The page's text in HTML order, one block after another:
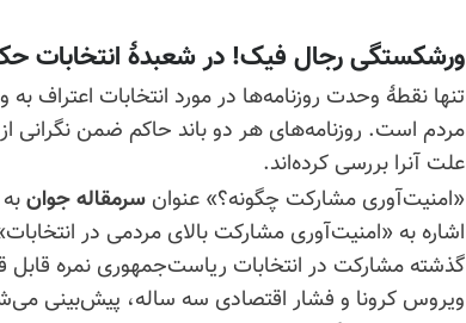
ورشکستگی رجال فیک! در شعبدهٔ انتخابات
تنها نقطهٔ وحدت روزنامه‌ها در مورد انتخابات اعتراف
مردم است. روزنامه‌های هر دو باند حاکم ضمن نگرانی
علت آنرا بررسی کرده‌اند.
«امنیت‌آوری مشارکت چگونه؟» عنوان سرمقاله جوان
اشاره به «امنیت‌آوری مشارکت بالای مردمی در
گذشته مشارکت در انتخابات ریاست‌جمهوری نمره
ویروس کرونا و فشار اقتصادی سه ساله، پیش‌بینی